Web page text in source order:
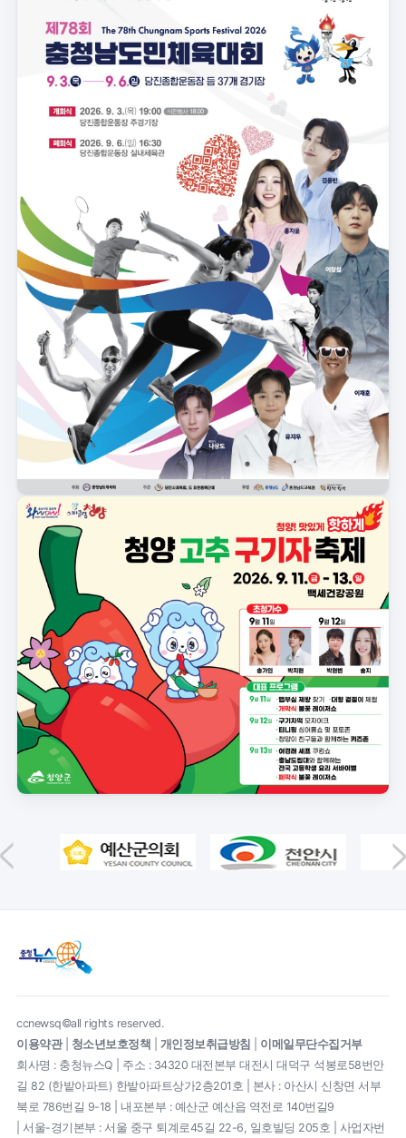
ccnewsq©all rights reserved.
이용약관| 청소년보호정책 개인정보취급방침
이메일무단수집거부
회사명 : 충청뉴스Q | 주소 : 34320 대전본부 대전시 대덕구 석봉로58번안
길 82 (한밭아파트) 한밭아파트상가2층201호 | 본사 : 아산시 신창면 서부
북로 786번길 9-18 | 내포본부 : 예산군 예산읍 역전로 140번길9
| 서울-경기본부 : 서울 중구 퇴계로45길 22-6, 일호빌딩 205호 | 사업자번